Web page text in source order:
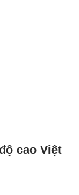
cao Việt